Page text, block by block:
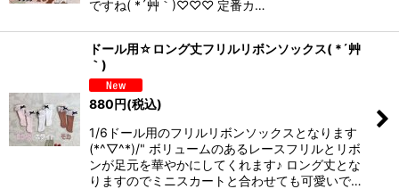
絞り込む
ですね( *´艸｀)♡♡♡ 定番カ…
ドール用☆ロング丈フリルリボンソックス( *´艸
｀)
880円(税込)
1/6ドール用のフリルリボンソックスとなります
(*^▽^*)/" ボリュームのあるレースフリルとリボ
ンが足元を華やかにしてくれます♪ ロング丈とな
りますのでミニスカートと合わせても可愛いで…